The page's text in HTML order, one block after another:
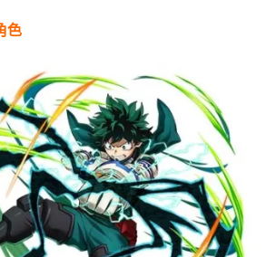
色